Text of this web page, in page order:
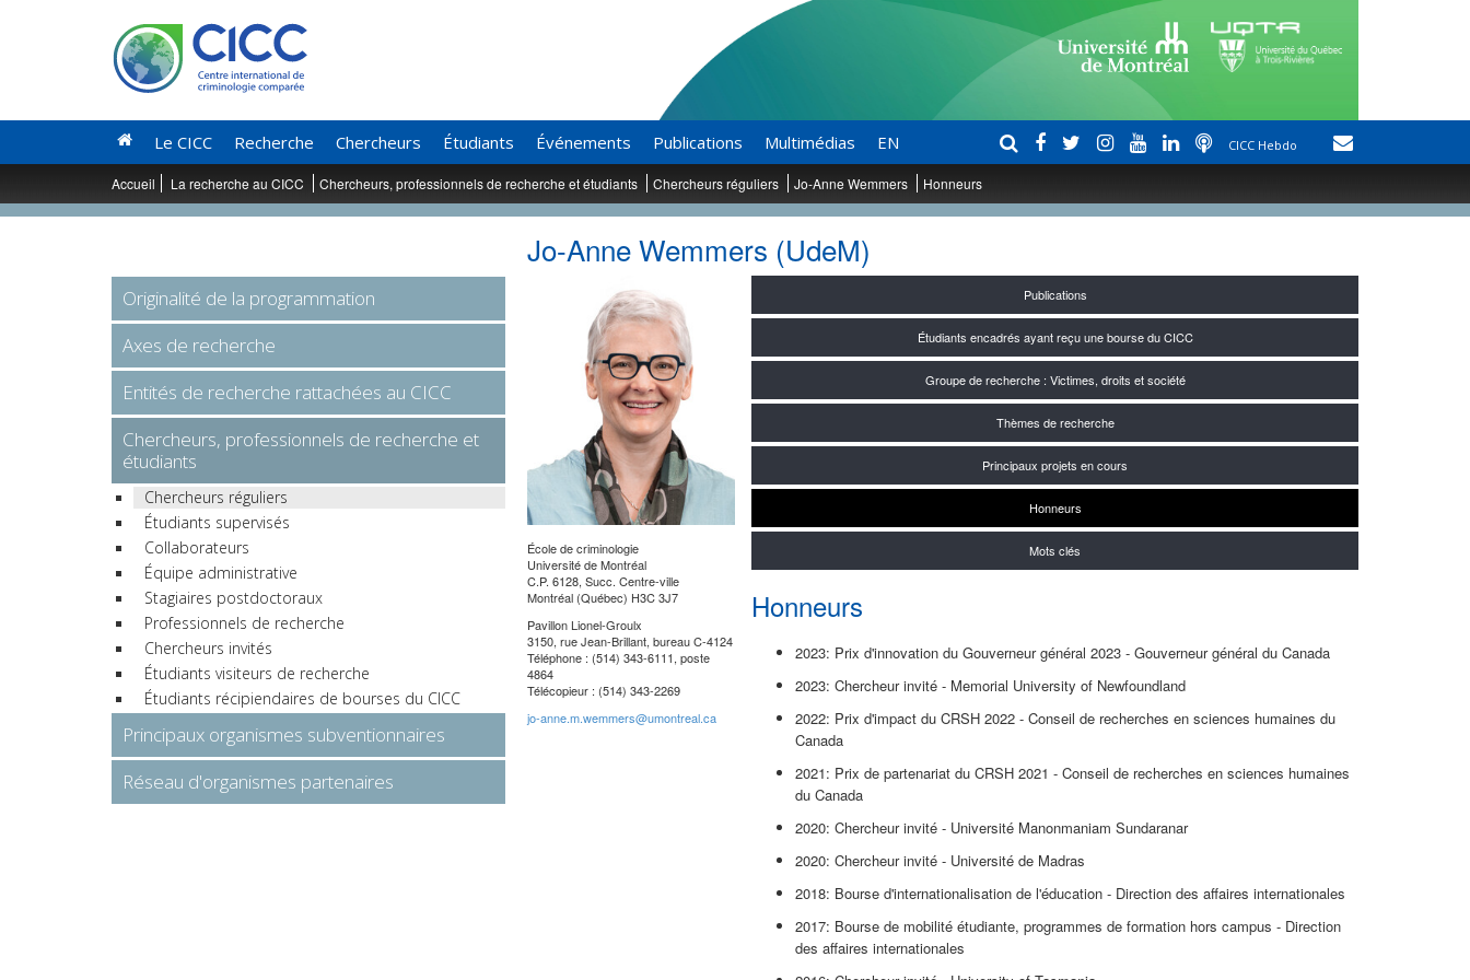
Le CICC Recherche Chercheurs Étudiants Événements Publications Multimédias EN CICC Hebdo
Accueil La recherche au CICC Chercheurs, professionnels de recherche et étudiants Chercheurs réguliers Jo-Anne Wemmers Honneurs
Jo-Anne Wemmers (UdeM)
École de criminologie
Université de Montréal
C.P. 6128, Succ. Centre-ville
Montréal (Québec) H3C 3J7
Pavillon Lionel-Groulx
3150, rue Jean-Brillant, bureau C-4124
Téléphone : (514) 343-6111, poste
4864
Télécopieur : (514) 343-2269
jo-anne.m.wemmers@umontreal.ca
Publications
Étudiants encadrés ayant reçu une bourse du CICC
Groupe de recherche : Victimes, droits et société
Thèmes de recherche
Principaux projets en cours
Honneurs
Mots clés
Honneurs
2023: Prix d'innovation du Gouverneur général 2023 - Gouverneur général du Canada
2023: Chercheur invité - Memorial University of Newfoundland
2022: Prix d'impact du CRSH 2022 - Conseil de recherches en sciences humaines du
Canada
2021: Prix de partenariat du CRSH 2021 - Conseil de recherches en sciences humaines
du Canada
2020: Chercheur invité - Université Manonmaniam Sundaranar
2020: Chercheur invité - Université de Madras
2018: Bourse d'internationalisation de l'éducation - Direction des affaires internationales
2017: Bourse de mobilité étudiante, programmes de formation hors campus - Direction
des affaires internationales
Originalité de la programmation
Axes de recherche
Entités de recherche rattachées au CICC
Chercheurs, professionnels de recherche et
étudiants
Chercheurs réguliers
Étudiants supervisés
Collaborateurs
Équipe administrative
Stagiaires postdoctoraux
Professionnels de recherche
Chercheurs invités
Étudiants visiteurs de recherche
Étudiants récipiendaires de bourses du CICC
Principaux organismes subventionnaires
Réseau d'organismes partenaires